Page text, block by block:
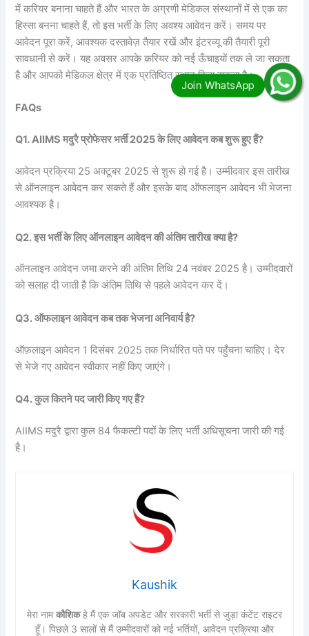
में करियर बनाना चाहते हैं और भारत के अग्रणी मेडिकल संस्थानों में से एक का
हिस्सा बनना चाहते हैं, तो इस भर्ती के लिए अवश्य आवेदन करें। समय पर
आवेदन पूरा करें, आवश्यक दस्तावेज़ तैयार रखें और इंटरव्यू की तैयारी पूरी
सावधानी से करें। यह अवसर आपके करियर को नई ऊँचाइयों तक ले जा सकता
है और आपको मेडिकल क्षेत्र में एक प्रतिष्ठित स्थान दिला सकता है।
FAQs
Q1. AIIMS मदुरै प्रोफेसर भर्ती 2025 के लिए आवेदन कब शुरू हुए हैं?
आवेदन प्रक्रिया 25 अक्टूबर 2025 से शुरू हो गई है। उम्मीदवार इस तारीख
से ऑनलाइन आवेदन कर सकते हैं और इसके बाद ऑफलाइन आवेदन भी भेजना
आवश्यक है।
Q2. इस भर्ती के लिए ऑनलाइन आवेदन की अंतिम तारीख क्या है?
ऑनलाइन आवेदन जमा करने की अंतिम तिथि 24 नवंबर 2025 है। उम्मीदवारों
को सलाह दी जाती है कि अंतिम तिथि से पहले आवेदन कर दें।
Q3. ऑफलाइन आवेदन कब तक भेजना अनिवार्य है?
ऑफ़लाइन आवेदन 1 दिसंबर 2025 तक निर्धारित पते पर पहुँचना चाहिए। देर
से भेजे गए आवेदन स्वीकार नहीं किए जाएंगे।
Q4. कुल कितने पद जारी किए गए हैं?
AIIMS मदुरै द्वारा कुल 84 फैकल्टी पदों के लिए भर्ती अधिसूचना जारी की गई
है।
Kaushik
मेरा नामकौशिकहे मैं एक जॉब अपडेट और सरकारी भर्ती से जुड़ा कंटेंट राइटर
हूँ। पिछले 3 सालों से मैं उम्मीदवारों को नई भर्तियों, आवेदन प्रक्रिया और